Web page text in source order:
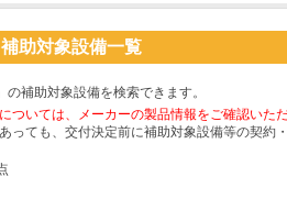
助対象設備一覧
の補助対象設備を検索できます。
ついては、メーカーの製品情報をご確認いた
っても、交付決定前に補助対象設備等の契約